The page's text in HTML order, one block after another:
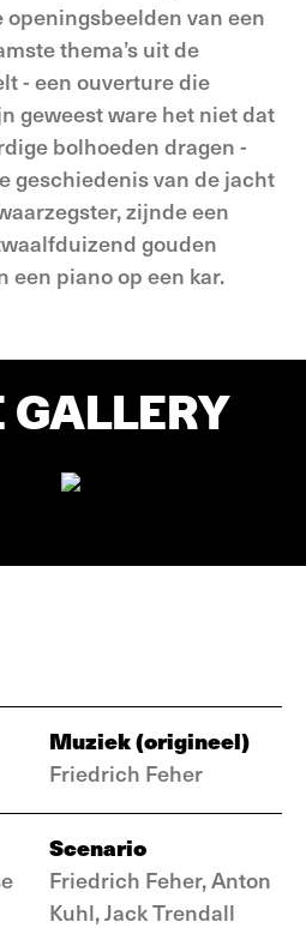
openingsbeelden van een
thema’s uit de
- een ouverture die
geweest ware het niet dat
bolhoeden dragen -
geschiedenis van de jacht
zijnde een
gouden
een piano op een kar.
Muziek (origineel)
Friedrich Feher
Scenario
Friedrich Feher, Anton
Kuhl, Jack Trendall